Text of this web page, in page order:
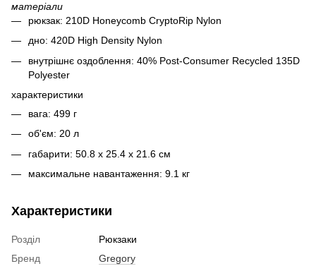
матеріали
рюкзак: 210D Honeycomb CryptoRip Nylon
дно: 420D High Density Nylon
внутрішнє оздоблення: 40% Post-Consumer Recycled 135D
Polyester
характеристики
вага: 499 г
об'єм: 20 л
габарити: 50.8 x 25.4 x 21.6 см
максимальне навантаження: 9.1 кг
Характеристики
Розділ
Рюкзаки
Бренд
Gregory